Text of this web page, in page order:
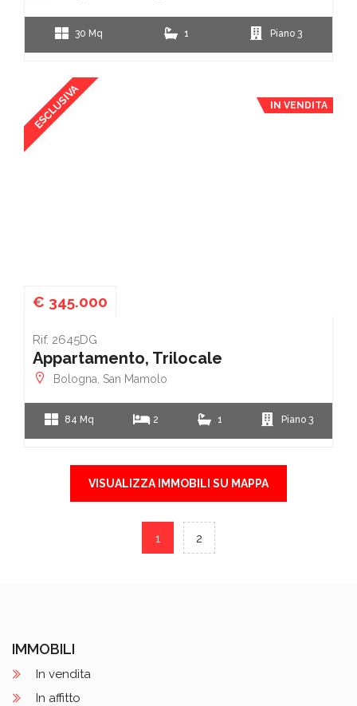
30 Mq 1 Piano 3
ESCLUSIVA IN VENDITA
€ 345.000
Rif. 2645DG
Appartamento, Trilocale
Bologna, San Mamolo
84 Mq 2 1 Piano 3
VISUALIZZA IMMOBILI SU MAPPA
1 2
IMMOBILI
In vendita
In affitto